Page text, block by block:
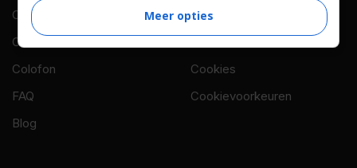
Contact
Over ons
Colofon
FAQ
Blog
Privacy
Cookies
Cookievoorkeuren
Meer opties